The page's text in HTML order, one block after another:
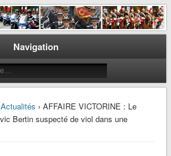
Navigation
Actualités › AFFAIRE VICTORINE : Le
Bertin suspecté de viol dans une